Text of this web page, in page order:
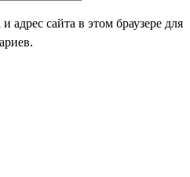
адрес сайта в этом браузере для